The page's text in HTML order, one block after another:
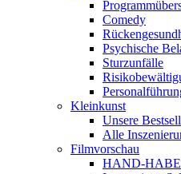
Comedy
Psychische
Sturzunfälle
Kleinkunst
Unsere
Alle
Filmvorschau
HAND-